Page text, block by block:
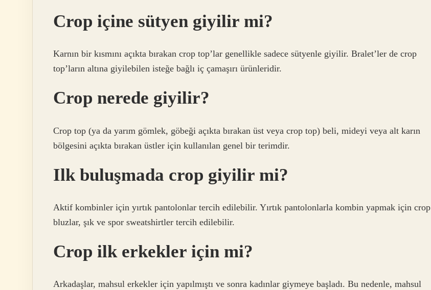
Crop içine sütyen giyilir mi?
Karnın bir kısmını açıkta bırakan crop top’lar genellikle sadece sütyenle giyilir. Bralet’ler de crop
top’ların altına giyilebilen isteğe bağlı iç çamaşırı ürünleridir.
Crop nerede giyilir?
Crop top (ya da yarım gömlek, göbeği açıkta bırakan üst veya crop top) beli, mideyi veya alt karın
bölgesini açıkta bırakan üstler için kullanılan genel bir terimdir.
Ilk buluşmada crop giyilir mi?
Aktif kombinler için yırtık pantolonlar tercih edilebilir. Yırtık pantolonlarla kombin yapmak için crop
bluzlar, şık ve spor sweatshirtler tercih edilebilir.
Crop ilk erkekler için mi?
Arkadaşlar, mahsul erkekler için yapılmıştı ve sonra kadınlar giymeye başladı. Bu nedenle, mahsul